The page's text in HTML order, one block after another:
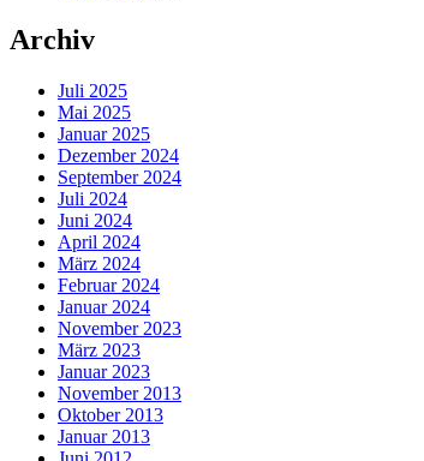
Archiv
Juli 2025
Mai 2025
Januar 2025
Dezember 2024
September 2024
Juli 2024
Juni 2024
April 2024
März 2024
Februar 2024
Januar 2024
November 2023
März 2023
Januar 2023
November 2013
Oktober 2013
Januar 2013